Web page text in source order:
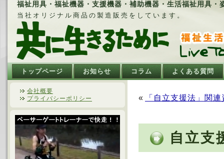
福祉用具・福祉機器・支援機器・補助機器・生活福祉用具
当社オリジナル商品の製造販売をしています。
トップページ お知らせ コラム よくある質問
会社概要
プライバシーポリシー
« 「自立支援法」関連
自立支